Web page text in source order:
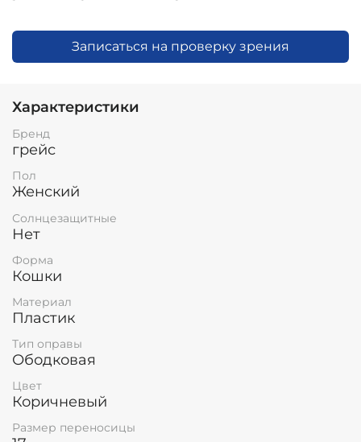
Записаться на проверку зрения
Характеристики
Бренд
грейс
Пол
Женский
Солнцезащитные
Нет
Форма
Кошки
Материал
Пластик
Тип оправы
Ободковая
Цвет
Коричневый
Размер переносицы